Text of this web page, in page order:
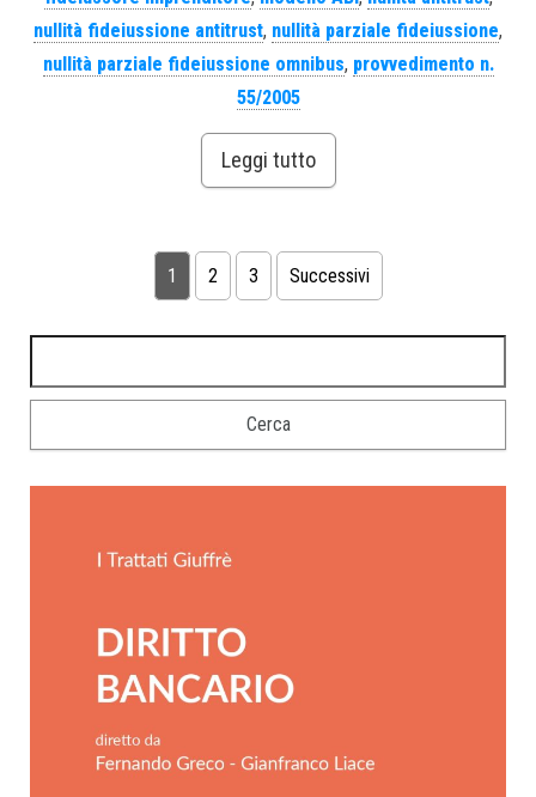
nullità fideiussione antitrust, nullità parziale fideiussione,
nullità parziale fideiussione omnibus, provvedimento n.
55/2005
Leggi tutto
1 2 3 Successivi